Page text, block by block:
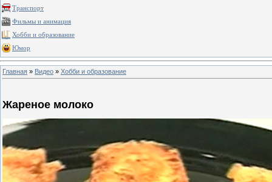
Транспорт
Фильмы и анимация
Хобби и образование
Юмор
Главная » Видео » Хобби и образование
Жареное молоко